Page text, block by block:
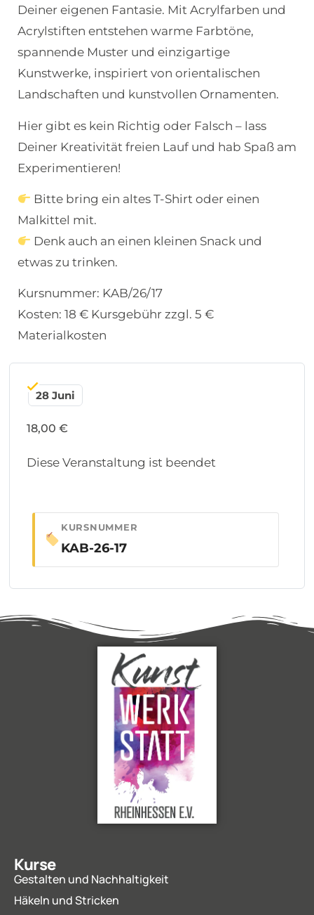
Deiner eigenen Fantasie. Mit Acrylfarben und
Acrylstiften entstehen warme Farbtöne,
spannende Muster und einzigartige
Kunstwerke, inspiriert von orientalischen
Landschaften und kunstvollen Ornamenten.
Hier gibt es kein Richtig oder Falsch – lass
Deiner Kreativität freien Lauf und hab Spaß am
Experimentieren!
Bitte bring ein altes T-Shirt oder einen
Malkittel mit.
Denk auch an einen kleinen Snack und
etwas zu trinken.
Kursnummer: KAB/26/17
Kosten: 18 € Kursgebühr zzgl. 5 €
Materialkosten
28 Juni
18,00 €
Diese Veranstaltung ist beendet
KURSNUMMER
KAB-26-17
Kurse
Gestalten und Nachhaltigkeit
Häkeln und Stricken